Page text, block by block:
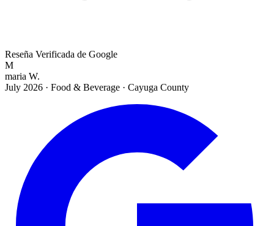
Reseña Verificada de Google
M
maria W.
July 2026 · Food & Beverage · Cayuga County